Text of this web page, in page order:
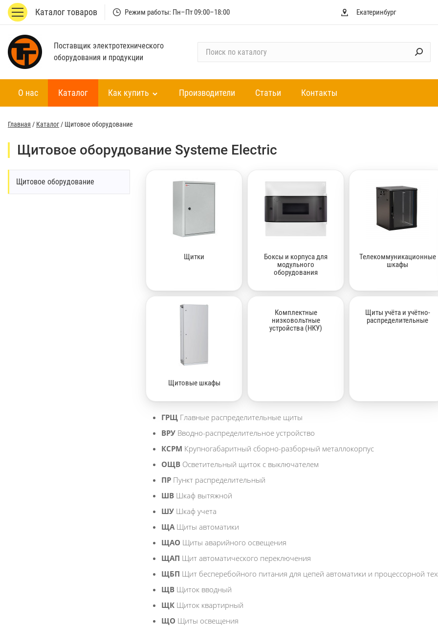
Каталог товаров Режим работы: Пн–Пт 09:00–18:00 Екатеринбург
Поставщик электротехнического
оборудования и продукции
с
к
п
т
О нас Каталог Как купить Производители Статьи Контакты
Главная / Каталог/ Щитовое оборудование
Щитовое оборудование Systeme Electric
Щитовое оборудование
Щитки
Боксы и корпуса для
модульного
оборудования
Телекоммуникационные
шкафы
Щитовые шкафы
Комплектные
низковольтные
устройства (НКУ)
Щиты учёта и учётно-
распределительные
ГРЩ Главные распределительные щиты
ВРУ Вводно-распределительное устройство
КСРМ Крупногабаритный сборно-разборный металлокорпус
ОЩВ Осветительный щиток с выключателем
ПР Пункт распределительный
ШВ Шкаф вытяжной
ШУ Шкаф учета
ЩА Щиты автоматики
ЩАО Щиты аварийного освещения
ЩАП Щит автоматического переключения
ЩБП Щит бесперебойного питания для цепей автоматики и процессорной
ЩВ Щиток вводный
ЩК Щиток квартирный
ЩО Щиты освещения